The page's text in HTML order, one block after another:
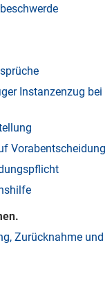
Instanzenzug bei
Vorabentscheidung
Zurücknahme und